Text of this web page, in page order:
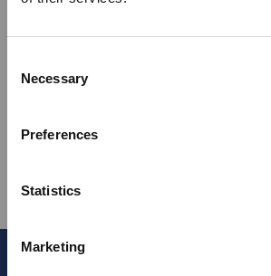
Selection
Necessary
Preferences
Statistics
Marketing
basis voor uitzendbureau HOBIJ.
die allereerste dag ons credo.